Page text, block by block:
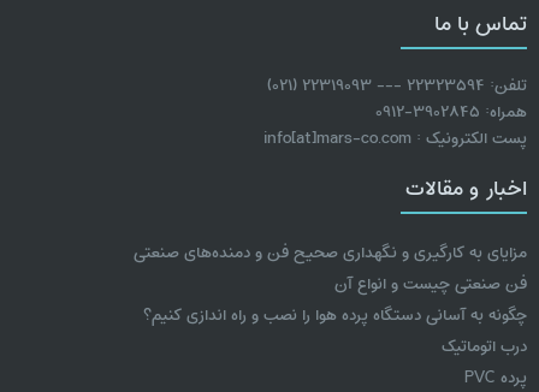
تماس با ما
تلفن: 22323594 --- 22319093 (021)
همراه: 3902845-0912
پست الکترونیک : info[at]mars-co.com
اخبار و مقالات
مزایای به کارگیری و نگهداری صحیح فن و دمنده‌های صنعتی
فن صنعتی چیست و انواع آن
چگونه به آسانی دستگاه پرده هوا را نصب و راه اندازی کنیم؟
درب اتوماتیک
پرده PVC